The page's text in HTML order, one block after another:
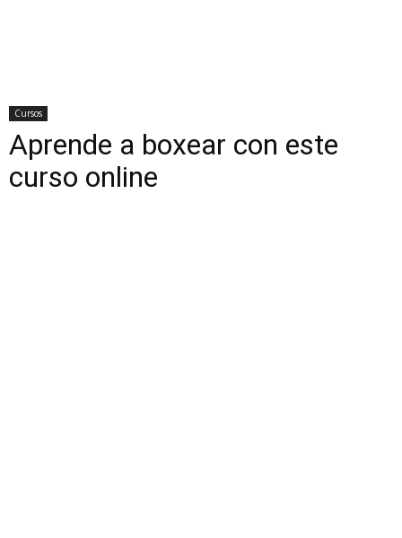
Cursos
Aprende a boxear con este
curso online